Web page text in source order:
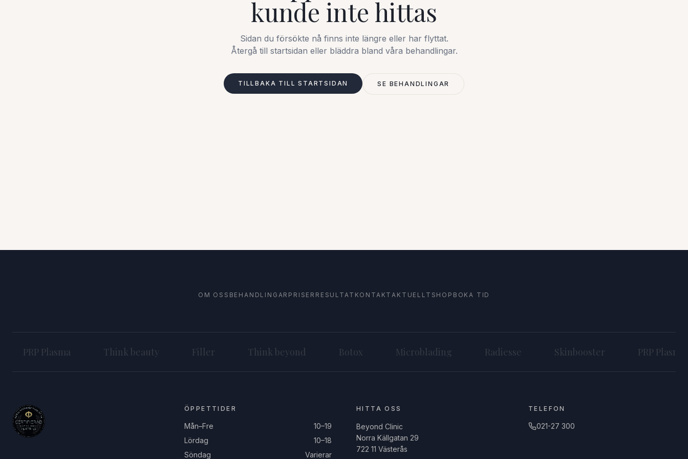
kunde inte hittas
Sidan du försökte nå finns inte längre eller har flyttat.
Återgå till startsidan eller bläddra bland våra behandlingar.
TILLBAKA TILL STARTSIDAN SE BEHANDLINGAR
OM OSS BEHANDLINGAR PRISER RESULTAT KONTAKT AKTUELLT SHOP BOKA TID
PRP Plasma Think beauty Filler Think beyond Botox Microblading Radiesse Skinbooster PRP Plasma
ÖPPETTIDER
Mån–Fre
10–19
Lördag
10–18
Söndag
Varierar
HITTA OSS
Beyond Clinic
Norra Källgatan 29
722 11 Västerås
TELEFON
021-27 300